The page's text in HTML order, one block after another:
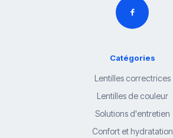
Catégories
Lentilles correctrices
Lentilles de couleur
Solutions d'entretien
Confort et hydratation